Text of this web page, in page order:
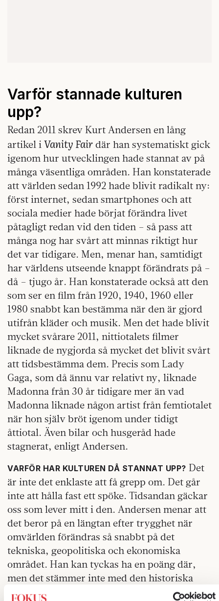
Varför stannade kulturen
upp?
Redan 2011 skrev Kurt Andersen en lång
artikel i Vanity Fair där han systematiskt gick
igenom hur utvecklingen hade stannat av på
många väsentliga områden. Han konstaterade
att världen sedan 1992 hade blivit radikalt ny:
först internet, sedan smartphones och att
sociala medier hade börjat förändra livet
påtagligt redan vid den tiden – så pass att
många nog har svårt att minnas riktigt hur
det var tidigare. Men, menar han, samtidigt
har världens utseende knappt förändrats på –
då – tjugo år. Han konstaterade också att den
som ser en film från 1920, 1940, 1960 eller
1980 snabbt kan bestämma när den är gjord
utifrån kläder och musik. Men det hade blivit
mycket svårare 2011, nittiotalets filmer
liknade de nygjorda så mycket det blivit svårt
att tidsbestämma dem. Precis som Lady
Gaga, som då ännu var relativt ny, liknade
Madonna från 30 år tidigare mer än vad
Madonna liknade någon artist från femtiotalet
när hon själv bröt igenom under tidigt
åttiotal. Även bilar och husgeråd hade
stagnerat, enligt Andersen.
VARFÖR HAR KULTUREN DÅ STANNAT UPP? Det
är inte det enklaste att få grepp om. Det går
inte att hålla fast ett spöke. Tidsandan gäckar
oss som lever mitt i den. Andersen menar att
det beror på en längtan efter trygghet när
omvärlden förändras så snabbt på det
tekniska, geopolitiska och ekonomiska
området. Han kan tyckas ha en poäng där,
men det stämmer inte med den historiska
erfarenheten. Under de mest omstörtande